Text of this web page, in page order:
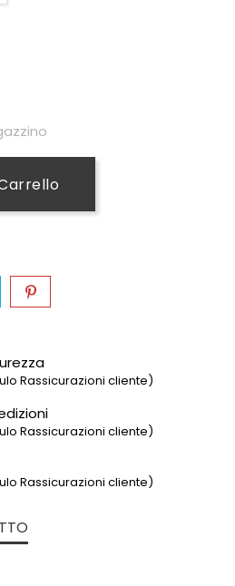
Rassicurazioni cliente)
Rassicurazioni cliente)
Rassicurazioni cliente)